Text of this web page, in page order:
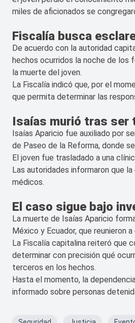
miles de aficionados se
Fiscalía busca
De acuerdo con la autoridad
hechos ocurridos la noche de
la muerte del joven.
La Fiscalía indicó que, por el
que permita determinar las
Isaías murió tras ser
Isaías Aparicio fue auxiliado por
de Paseo de la Reforma, donde
El joven fue trasladado a una
Las autoridades informaron que
médicos.
El caso sigue bajo
La muerte de Isaías Aparicio
México y Ecuador, que reunieron
La Fiscalía capitalina reiteró que
determinar con precisión qué
terceros en los hechos.
Hasta el momento, la
informado sobre personas